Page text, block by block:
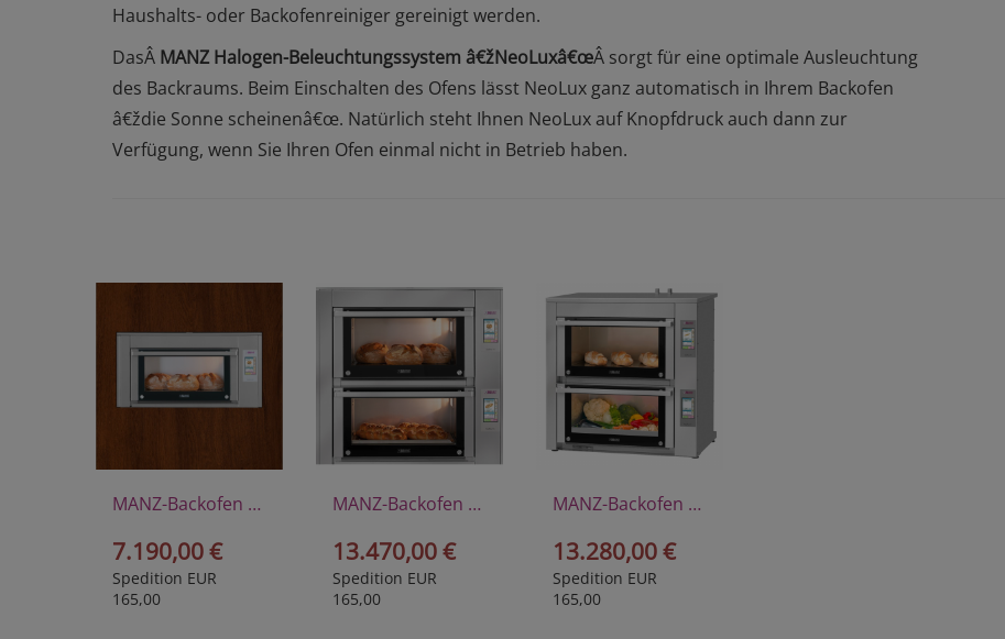
Haushalts- oder Backofenreiniger gereinigt werden.
DasÂ MANZ Halogen-Beleuchtungssystem â€žNeoLuxâ€œÂ sorgt für eine optimale Ausleuchtung
des Backraums. Beim Einschalten des Ofens lässt NeoLux ganz automatisch in Ihrem Backofen
â€ždie Sonne scheinenâ€œ. Natürlich steht Ihnen NeoLux auf Knopfdruck auch dann zur
Verfügung, wenn Sie Ihren Ofen einmal nicht in Betrieb haben.
MANZ-Backofen Perfectus I E
7.190,00 €
Spedition EUR
165,00
MANZ-Backofen Perfectus II E
13.470,00 €
Spedition EUR
165,00
MANZ-Backofen Perfectus II
13.280,00 €
Spedition EUR
165,00